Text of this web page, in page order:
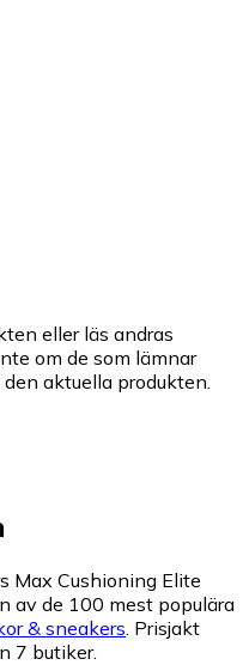
eller läs andras
om de som lämnar
aktuella produkten.
Max Cushioning Elite
av de 100 mest populära
& sneakers Prisjakt
7 butiker.